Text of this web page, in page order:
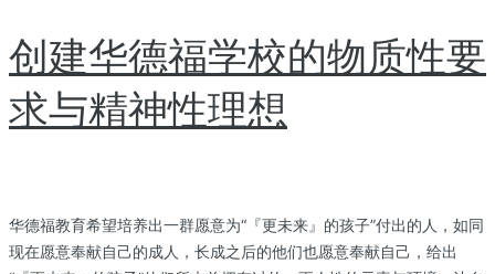
创建华德福学校的物质性要
求与精神性理想
华德福教育希望培养出一群愿意为“『更未来』的孩子”付出的人，如同
现在愿意奉献自己的成人，长成之后的他们也愿意奉献自己，给出